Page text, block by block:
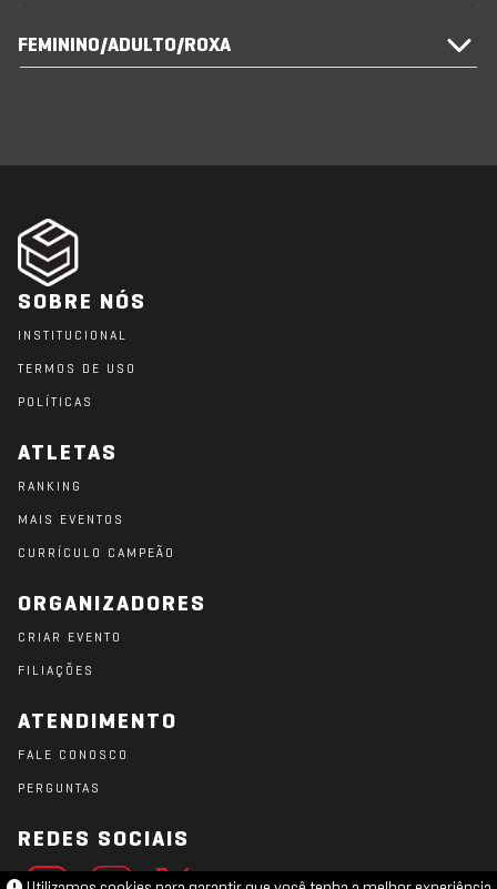
FEMININO/ADULTO/ROXA
SOBRE NÓS
INSTITUCIONAL
TERMOS DE USO
POLÍTICAS
ATLETAS
RANKING
MAIS EVENTOS
CURRÍCULO CAMPEÃO
ORGANIZADORES
CRIAR EVENTO
FILIAÇÕES
ATENDIMENTO
FALE CONOSCO
PERGUNTAS
REDES SOCIAIS